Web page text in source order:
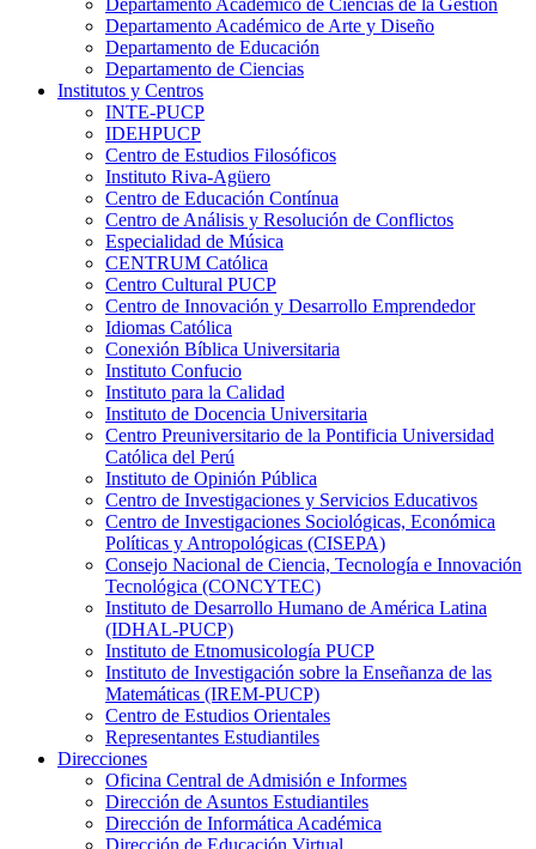
Departamento Académico de Ciencias de la Gestión
Departamento Académico de Arte y Diseño
Departamento de Educación
Departamento de Ciencias
Institutos y Centros
INTE-PUCP
IDEHPUCP
Centro de Estudios Filosóficos
Instituto Riva-Agüero
Centro de Educación Contínua
Centro de Análisis y Resolución de Conflictos
Especialidad de Música
CENTRUM Católica
Centro Cultural PUCP
Centro de Innovación y Desarrollo Emprendedor
Idiomas Católica
Conexión Bíblica Universitaria
Instituto Confucio
Instituto para la Calidad
Instituto de Docencia Universitaria
Centro Preuniversitario de la Pontificia Universidad
Católica del Perú
Instituto de Opinión Pública
Centro de Investigaciones y Servicios Educativos
Centro de Investigaciones Sociológicas, Económica
Políticas y Antropológicas (CISEPA)
Consejo Nacional de Ciencia, Tecnología e Innovación
Tecnológica (CONCYTEC)
Instituto de Desarrollo Humano de América Latina
(IDHAL-PUCP)
Instituto de Etnomusicología PUCP
Instituto de Investigación sobre la Enseñanza de las
Matemáticas (IREM-PUCP)
Centro de Estudios Orientales
Representantes Estudiantiles
Direcciones
Oficina Central de Admisión e Informes
Dirección de Asuntos Estudiantiles
Dirección de Informática Académica
Dirección de Educación Virtual